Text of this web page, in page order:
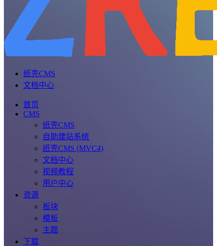
纸壳CMS
文档中心
首页
CMS
纸壳CMS
自助建站系统
纸壳CMS (MVC4)
文档中心
视频教程
用户中心
资源
板块
模板
主题
下载